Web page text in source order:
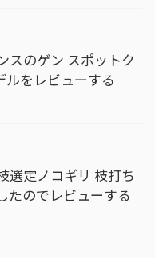
スのゲン スポットク
ルをレビューする
選定ノコギリ 枝打ち
たのでレビューする